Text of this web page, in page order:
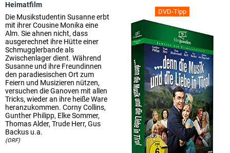
DVD-Tipp
Heimatfilm
Die Musikstudentin Susanne erbt
mit ihrer Cousine Monika eine
Alm. Sie ahnen nicht, dass
ausgerechnet ihre Hütte einer
Schmugglerbande als
Zwischenlager dient. Während
Susanne und ihre Freundinnen
den paradiesischen Ort zum
Feiern und Musizieren nützen,
versuchen die Ganoven mit allen
Tricks, wieder an ihre heiße Ware
heranzukommen. Corny Collins,
Gunther Philipp, Elke Sommer,
Thomas Alder, Trude Herr, Gus
Backus u.a.
(ORF)